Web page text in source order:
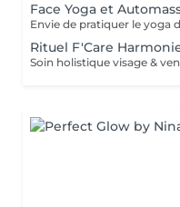
Face Yoga et
Rituel F'Care